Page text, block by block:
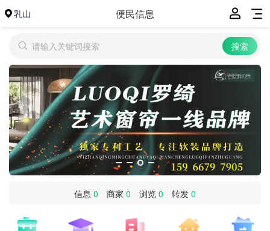
乳山 便民信息
信息 0 商家 0 浏览 0 转发 0